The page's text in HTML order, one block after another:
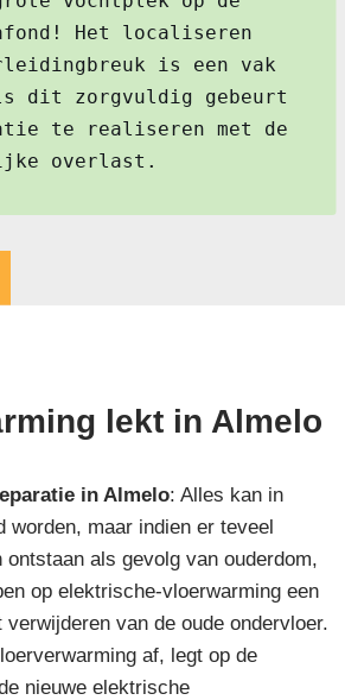
Het localiseren
is een vak
dit zorgvuldig gebeurt
te realiseren met de
overlast.
lekt in Almelo
in Almelo: Alles kan in
worden, maar indien er teveel
als gevolg van ouderdom,
op elektrische-vloerwarming een
van de oude ondervloer.
af, legt op de
nieuwe elektrische